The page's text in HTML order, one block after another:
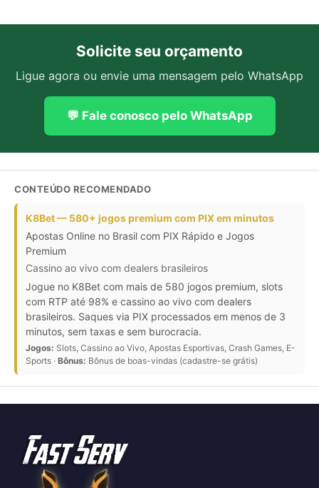
Solicite seu orçamento
Ligue agora ou envie uma mensagem pelo WhatsApp
💬 Fale conosco pelo WhatsApp
CONTEÚDO RECOMENDADO
K8Bet — 580+ jogos premium com PIX em minutos
Apostas Online no Brasil com PIX Rápido e Jogos
Premium
Cassino ao vivo com dealers brasileiros
Jogue no K8Bet com mais de 580 jogos premium, slots
com RTP até 98% e cassino ao vivo com dealers
brasileiros. Saques via PIX processados em menos de 3
minutos, sem taxas e sem burocracia.
Jogos: Slots, Cassino ao Vivo, Apostas Esportivas, Crash Games, E-
Sports · Bônus: Bônus de boas-vindas (cadastre-se grátis)